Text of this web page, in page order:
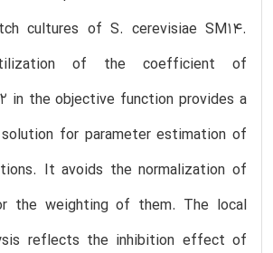
cultures of S. cerevisiae SM14.
of the coefficient of
in the objective function provides a
for parameter estimation of
It avoids the normalization of
the weighting of them. The local
reflects the inhibition effect of